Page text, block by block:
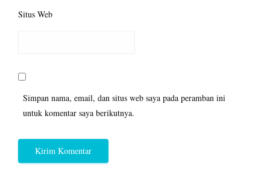
Situs Web
Simpan nama, email, dan situs web saya pada peramban ini
untuk komentar saya berikutnya.